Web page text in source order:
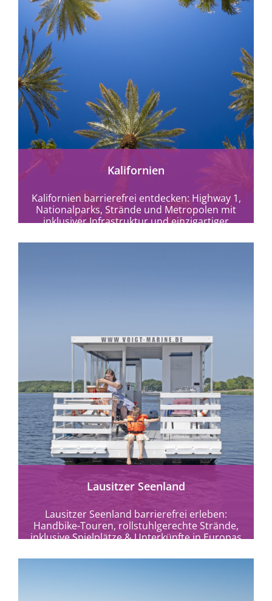
mehr erfahren
Kalifornien
Kalifornien barrierefrei entdecken: Highway 1,
Nationalparks, Strände und Metropolen mit
inklusiver Infrastruktur und einzigartiger
mehr erfahren
Lausitzer Seenland
Lausitzer Seenland barrierefrei erleben:
Handbike-Touren, rollstuhlgerechte Strände,
inklusive Spielplätze & Unterkünfte in Europas